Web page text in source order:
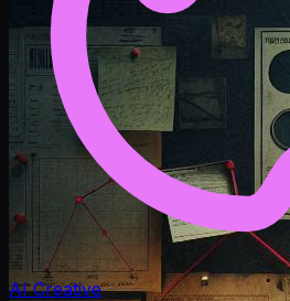
AI Creative